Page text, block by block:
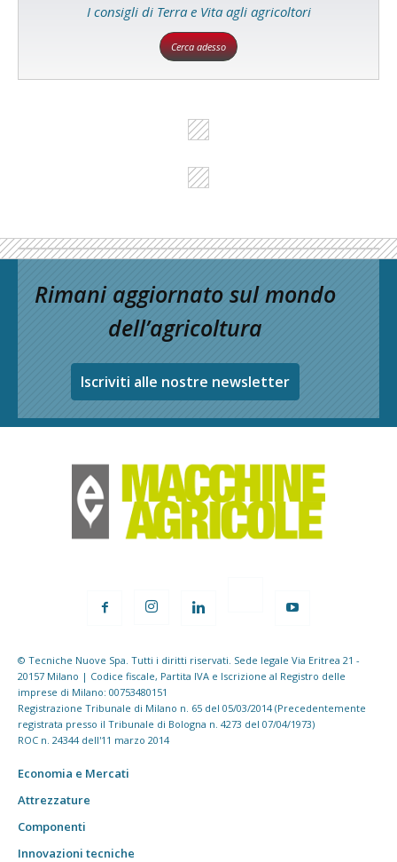
I consigli di Terra e Vita agli agricoltori
Cerca adesso
Rimani aggiornato sul mondo
dell’agricoltura
Iscriviti alle nostre newsletter
© Tecniche Nuove Spa. Tutti i diritti riservati. Sede legale Via Eritrea 21 -
20157 Milano | Codice fiscale, Partita IVA e Iscrizione al Registro delle
imprese di Milano: 00753480151
Registrazione Tribunale di Milano n. 65 del 05/03/2014 (Precedentemente
registrata presso il Tribunale di Bologna n. 4273 del 07/04/1973)
ROC n. 24344 dell'11 marzo 2014
Economia e Mercati
Attrezzature
Componenti
Innovazioni tecniche